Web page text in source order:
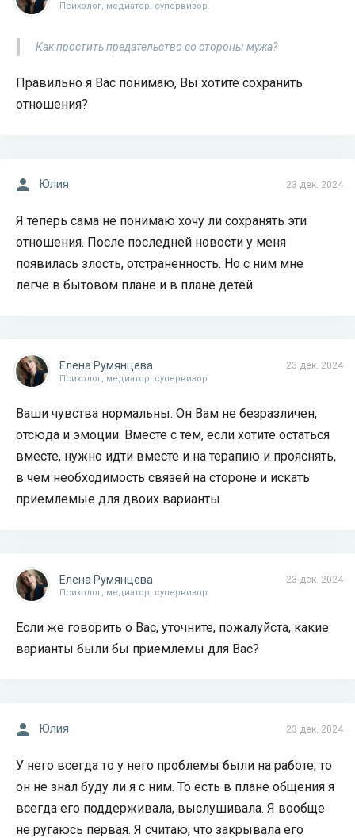
Психолог, медиатор, супервизор
Как простить предательство со стороны мужа?
Правильно я Вас понимаю, Вы хотите сохранить
отношения?
23 дек. 2024
Юлия
Я теперь сама не понимаю хочу ли сохранять эти
отношения. После последней новости у меня
появилась злость, отстраненность. Но с ним мне
легче в бытовом плане и в плане детей
23 дек. 2024
Елена Румянцева
Психолог, медиатор, супервизор
Ваши чувства нормальны. Он Вам не безразличен,
отсюда и эмоции. Вместе с тем, если хотите остаться
вместе, нужно идти вместе и на терапию и прояснять,
в чем необходимость связей на стороне и искать
приемлемые для двоих варианты.
23 дек. 2024
Елена Румянцева
Психолог, медиатор, супервизор
Если же говорить о Вас, уточните, пожалуйста, какие
варианты были бы приемлемы для Вас?
23 дек. 2024
Юлия
У него всегда то у него проблемы были на работе, то
он не знал буду ли я с ним. То есть в плане общения я
всегда его поддерживала, выслушивала. Я вообще
не ругаюсь первая. Я считаю, что закрывала его